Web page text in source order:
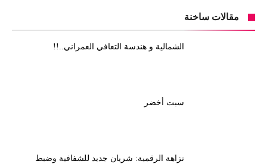
مقالات ساخنة
الشمالية و هندسة التعافي العمراني..!!
سبت أخضر
نزاهة الرقمية: شريان جديد للشفافية وضبط